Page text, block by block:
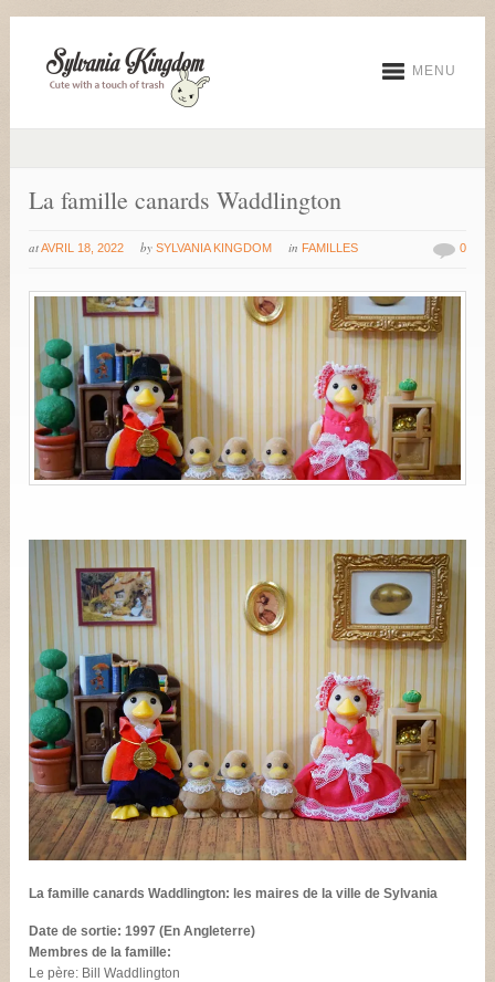
MENU
La famille canards Waddlington
atAVRIL 18, 2022 by SYLVANIA KINGDOM in FAMILLES 0
La famille canards Waddlington: les maires de la ville de Sylvania
Date de sortie: 1997 (En Angleterre)
Membres de la famille:
Le père: Bill Waddlington